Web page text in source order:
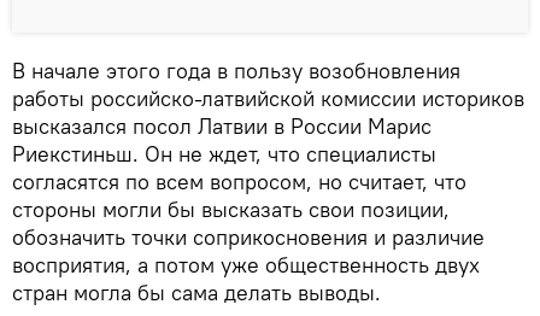
В начале этого года в пользу возобновления
работы российско-латвийской комиссии историков
высказался посол Латвии в России Марис
Риекстиньш. Он не ждет, что специалисты
согласятся по всем вопросом, но считает, что
стороны могли бы высказать свои позиции,
обозначить точки соприкосновения и различие
восприятия, а потом уже общественность двух
стран могла бы сама делать выводы.